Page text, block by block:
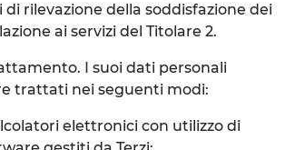
rilevazione della soddisfazione dei
ai servizi del Titolare 2.
I suoi dati personali
trattati nei seguenti modi:
elettronici con utilizzo di